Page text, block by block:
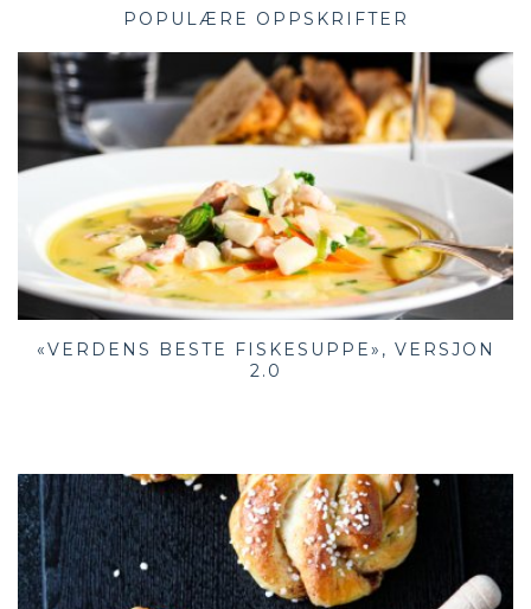
POPULÆRE OPPSKRIFTER
«VERDENS BESTE FISKESUPPE», VERSJON
2.0